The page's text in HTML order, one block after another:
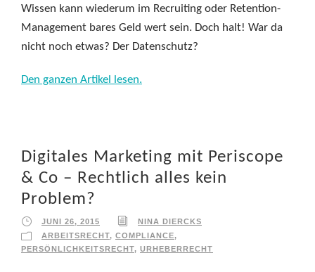
Wissen kann wiederum im Recruiting oder Retention-
Management bares Geld wert sein. Doch halt! War da
nicht noch etwas? Der Datenschutz?
Den ganzen Artikel lesen.
Digitales Marketing mit Periscope
& Co – Rechtlich alles kein
Problem?
JUNI 26, 2015
NINA DIERCKS
ARBEITSRECHT, COMPLIANCE,
PERSÖNLICHKEITSRECHT, URHEBERRECHT